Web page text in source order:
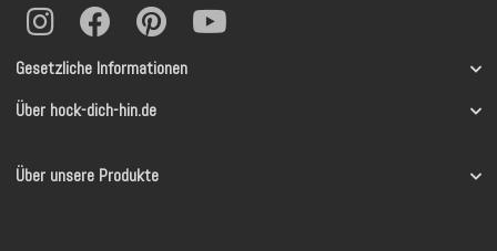
Gesetzliche Informationen
Über hock-dich-hin.de
Über unsere Produkte